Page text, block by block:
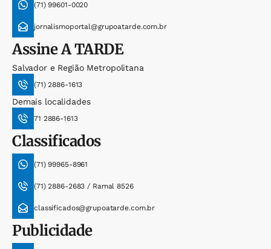
(71) 99601-0020
jornalismoportal@grupoatarde.com.br
AssineA TARDE
Salvador e Região Metropolitana
(71) 2886-1613
Demais localidades
71 2886-1613
Classificados
(71) 99965-8961
(71) 2886-2683 / Ramal 8526
classificados@grupoatarde.com.br
Publicidade